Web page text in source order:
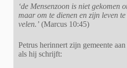
‘de Mensenzoon is niet gekomen
maar om te dienen en zijn leven
velen.’(Marcus 10:45)
Petrus herinnert zijn gemeente
als hij schrijft: